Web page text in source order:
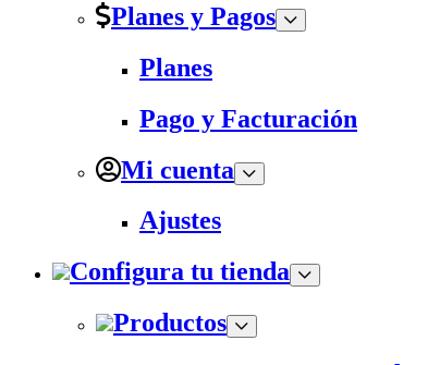
Planes y Pagos
Planes
Pago y Facturación
Mi cuenta
Ajustes
Configura tu tienda
Productos